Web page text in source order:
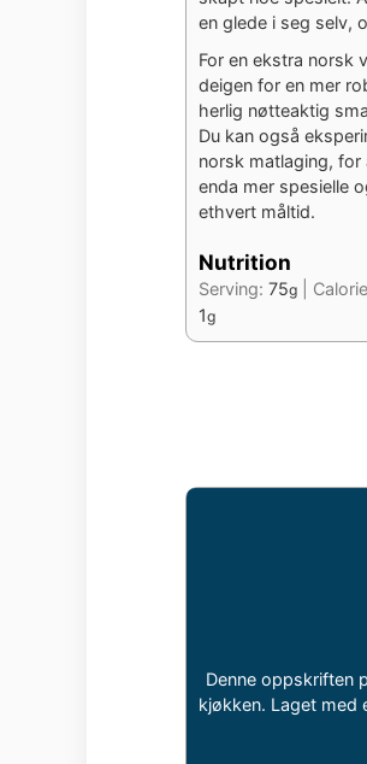
en glede i seg selv,
For en ekstra norsk
deigen for en mer
herlig nøtteaktig
Du kan også
norsk matlaging, for
enda mer spesielle
ethvert måltid.
Nutrition
Serving: 75g|
1g
Denne oppskriften
kjøkken. Laget med